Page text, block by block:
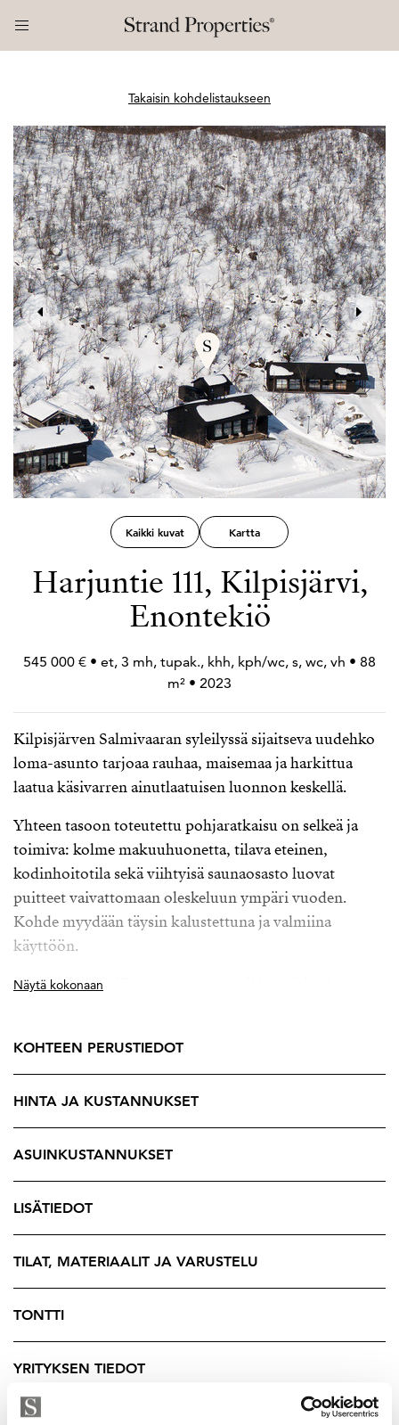
Takaisin kohdelistaukseen
Kaikki kuvat Kartta
Harjuntie 111, Kilpisjärvi,
Enontekiö
545 000 € • et, 3 mh, tupak., khh, kph/wc, s, wc, vh • 88
m² • 2023
Kilpisjärven Salmivaaran syleilyssä sijaitseva uudehko
loma-asunto tarjoaa rauhaa, maisemaa ja harkittua
laatua käsivarren ainutlaatuisen luonnon keskellä.
Yhteen tasoon toteutettu pohjaratkaisu on selkeä ja
toimiva: kolme makuuhuonetta, tilava eteinen,
kodinhoitotila sekä viihtyisä saunaosasto luovat
puitteet vaivattomaan oleskeluun ympäri vuoden.
Kohde myydään täysin kalustettuna ja valmiina
käyttöön.
Avara tupakeittiö avautuu suurten ikkunoiden kautta
kaamosajan sinisestä hämärästä keskiyön auringon
kirkkauteen. Koko talon levyinen terassi Kaakon
suuntaan.
Energiatehokas maalämpö yhdessä ilmalämpöpumpun
kanssa varmistaa asumismukavuuden ja
* Snider Wiser -talotekniikan etäohjausjärjestelmä
* hälytysjärjestelmä
* ilmalämpöpumppu
Näytä kokonaan
KOHTEEN PERUSTIEDOT
HINTA JA KUSTANNUKSET
ASUINKUSTANNUKSET
LISÄTIEDOT
TILAT, MATERIAALIT JA VARUSTELU
TONTTI
YRITYKSEN TIEDOT